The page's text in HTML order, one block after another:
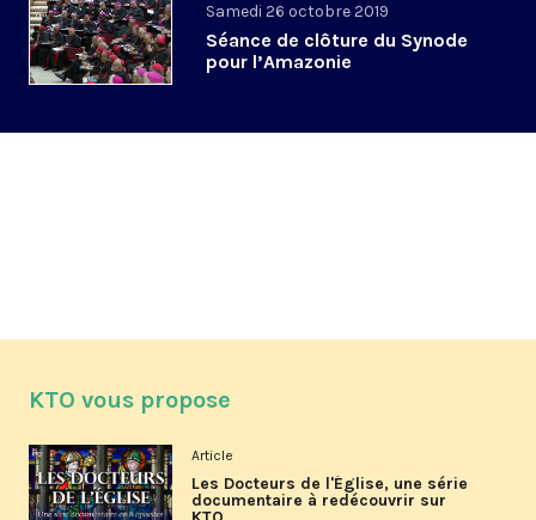
Samedi 26 octobre 2019
Séance de clôture du Synode
pour l’Amazonie
KTO vous propose
Article
Les Docteurs de l'Église, une série
documentaire à redécouvrir sur